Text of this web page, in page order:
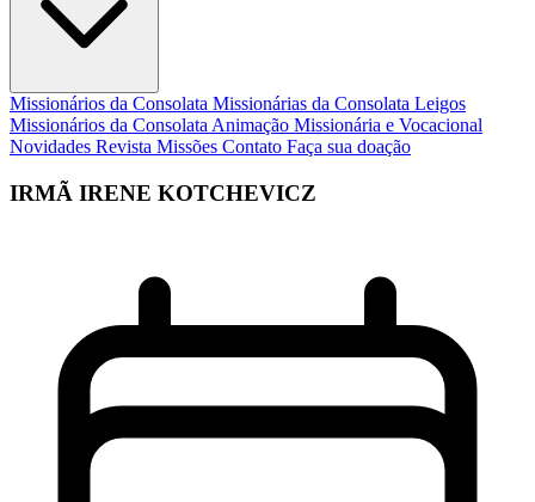
Missionários da Consolata Missionárias da Consolata Leigos
Missionários da Consolata Animação Missionária e Vocacional
Novidades Revista Missões Contato Faça sua doação
IRMÃ IRENE KOTCHEVICZ